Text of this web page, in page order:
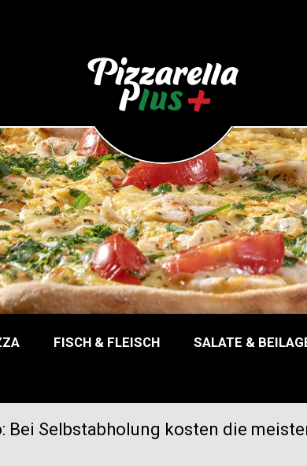
FISCH & FLEISCH SALATE &
Bei Selbstabholung kosten die